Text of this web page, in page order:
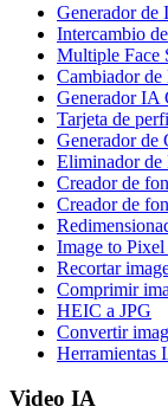
Generador de
Intercambio
Multiple Face
Cambiador de
Generador IA
Tarjeta de
Generador de
Eliminador de
Creador de
Creador de
Image to
Recortar
Comprimir
HEIC a JPG
Convertir
Herramientas
Video IA